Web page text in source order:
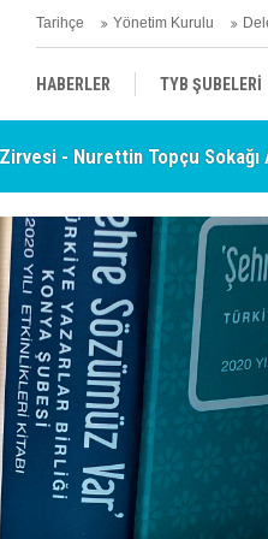
Tarihçe Yönetim Kurulu
HABERLER TYB ŞUBELERİ
ÜYELERİMİZDEN HABERLER
- Nurettin Topçu Sokağı